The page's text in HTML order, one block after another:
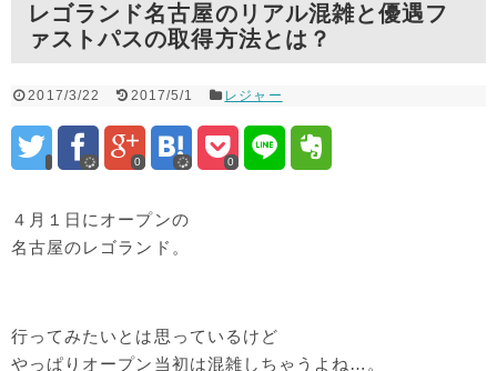
レゴランド名古屋のリアル混雑と優遇フ
ァストパスの取得方法とは？
2017/3/22 2017/5/1 レジャー
0 0
４月１日にオープンの
名古屋のレゴランド。
行ってみたいとは思っているけど
やっぱりオープン当初は混雑しちゃうよね…。